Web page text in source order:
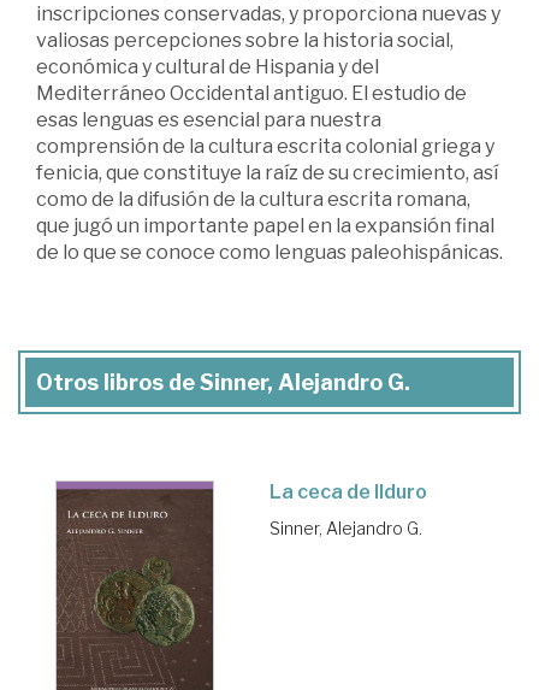
inscripciones conservadas, y proporciona nuevas y
valiosas percepciones sobre la historia social,
económica y cultural de Hispania y del
Mediterráneo Occidental antiguo. El estudio de
esas lenguas es esencial para nuestra
comprensión de la cultura escrita colonial griega y
fenicia, que constituye la raíz de su crecimiento, así
como de la difusión de la cultura escrita romana,
que jugó un importante papel en la expansión final
de lo que se conoce como lenguas paleohispánicas.
Otros libros de Sinner, Alejandro G.
La ceca de Ilduro
Sinner, Alejandro G.